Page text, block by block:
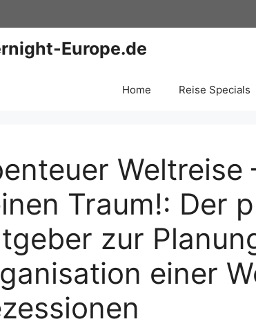
Europe.de
Home Reise Specials
Weltreise
Traum!: Der
zur
einer